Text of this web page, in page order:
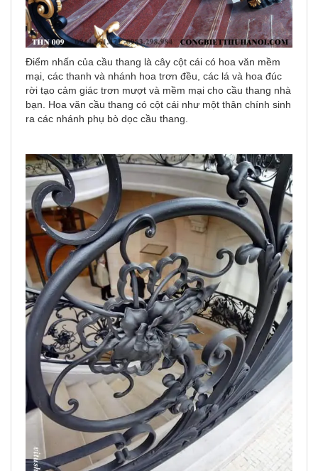
Điểm nhấn của cầu thang là cây cột cái có hoa văn mềm
mại, các thanh và nhánh hoa trơn đều, các lá và hoa đúc
rời tạo cảm giác trơn mượt và mềm mại cho cầu thang nhà
bạn. Hoa văn cầu thang có cột cái như một thân chính sinh
ra các nhánh phụ bò dọc cầu thang.